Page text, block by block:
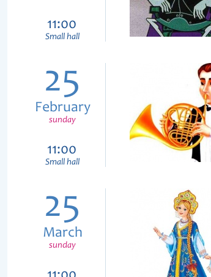
11:00
Small hall
25
February
sunday
11:00
Small hall
25
March
sunday